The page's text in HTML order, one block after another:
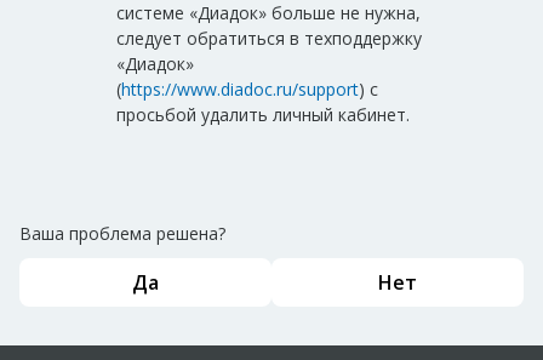
системе «Диадок» больше не нужна,
следует обратиться в техподдержку
«Диадок»
(https://www.diadoc.ru/support) с
просьбой удалить личный кабинет.
Ваша проблема решена?
Да Нет